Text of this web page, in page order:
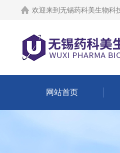
欢迎来到 无锡药科美生物科
网站首页